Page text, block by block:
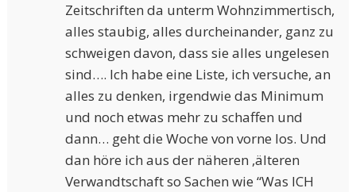
Zeitschriften da unterm Wohnzimmertisch,
alles staubig, alles durcheinander, ganz zu
schweigen davon, dass sie alles ungelesen
sind…. Ich habe eine Liste, ich versuche, an
alles zu denken, irgendwie das Minimum
und noch etwas mehr zu schaffen und
dann… geht die Woche von vorne los. Und
dan höre ich aus der näheren ,älteren
Verwandtschaft so Sachen wie “Was ICH